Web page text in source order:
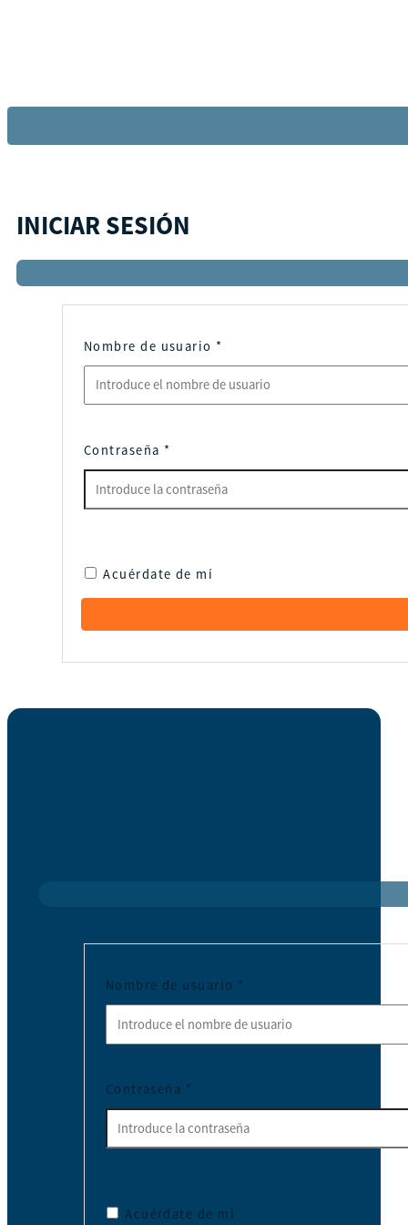
INICIAR SESIÓN
Nombre de usuario *
Contraseña *
Acuérdate de mí
Nombre de usuario *
Contraseña *
Acuérdate de mí